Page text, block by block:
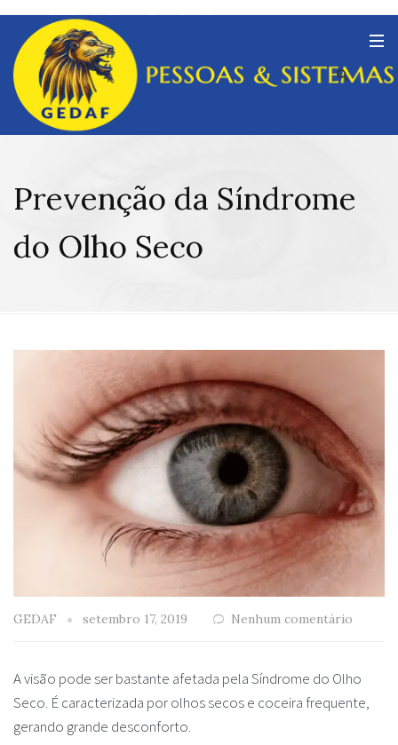
Prevenção da Síndrome
do Olho Seco
GEDAF setembro 17, 2019 Nenhum comentário
A visão pode ser bastante afetada pela Síndrome do Olho
Seco. É caracterizada por olhos secos e coceira frequente,
gerando grande desconforto.